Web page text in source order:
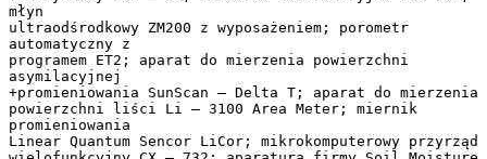
młyn
ultraodśrodkowy ZM200 z wyposażeniem; porometr
automatyczny z
programem ET2; aparat do mierzenia powierzchni
asymilacyjnej
+promieniowania SunScan – Delta T; aparat do mierzenia
powierzchni liści Li – 3100 Area Meter; miernik
promieniowania
Linear Quantum Sencor LiCor; mikrokomputerowy przyrząd